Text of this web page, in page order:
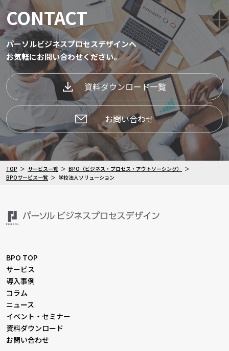
CONTACT
パーソルビジネスプロセスデザインへ
お気軽にお問い合わせください。
資料ダウンロード一覧
お問い合わせ
TOP サービス一覧
BPO（ビジネス・プロセス・アウトソーシング）
BPOサービス一覧
学校法人ソリューション
BPO TOP
サービス
導入事例
コラム
ニュース
イベント・セミナー
資料ダウンロード
お問い合わせ